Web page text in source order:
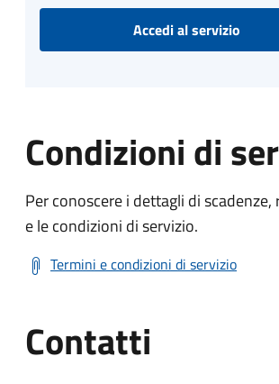
Accedi al servizio
Condizioni di
Per conoscere i dettagli di
e le condizioni di servizio.
Termini e condizioni di servizio
Contatti